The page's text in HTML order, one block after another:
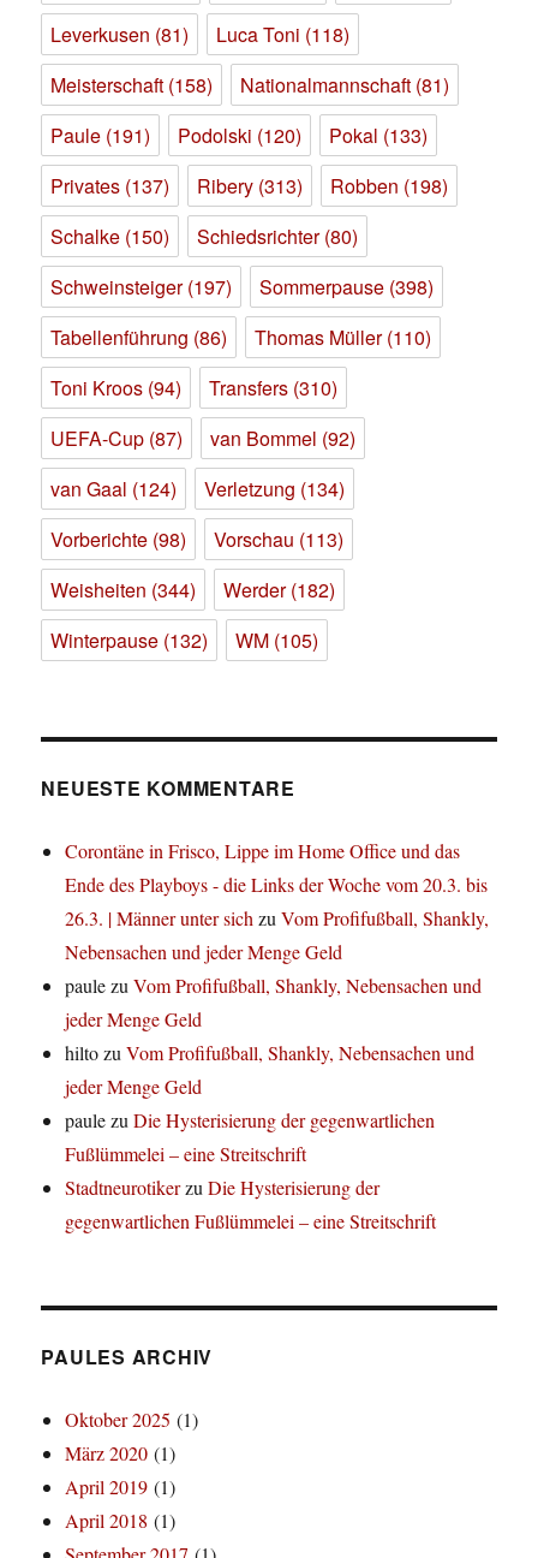
Leverkusen (81) Luca Toni (118)
Meisterschaft (158) Nationalmannschaft (81)
Paule (191) Podolski (120) Pokal (133)
Privates (137) Ribery (313) Robben (198)
Schalke (150) Schiedsrichter(80)
Schweinsteiger(197) Sommerpause (398)
Tabellenführung (86) Thomas Müller(110)
Toni Kroos (94) Transfers (310)
UEFA-Cup (87) van Bommel (92)
van Gaal (124) Verletzung (134)
Vorberichte (98) Vorschau (113)
Weisheiten (344) Werder(182)
Winterpause (132) WM (105)
NEUESTE KOMMENTARE
Corontäne in Frisco, Lippe im Home Office und das
Ende des Playboys - die Links der Woche vom 20.3. bis
26.3. | Männer unter sichzuVom Profifußball, Shankly,
Nebensachen und jeder Menge Geld
paulezuVom Profifußball, Shankly, Nebensachen und
jeder Menge Geld
hiltozuVom Profifußball, Shankly, Nebensachen und
jeder Menge Geld
paulezuDie Hysterisierung der gegenwartlichen
Fußlümmelei – eine Streitschrift
StadtneurotikerzuDie Hysterisierung der
gegenwartlichen Fußlümmelei – eine Streitschrift
PAULES ARCHIV
Oktober 2025 (1)
März 2020 (1)
April 2019 (1)
April 2018 (1)